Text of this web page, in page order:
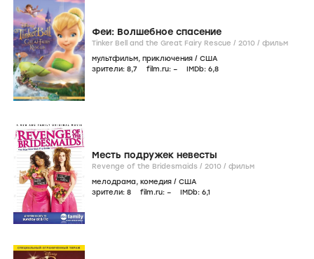
Феи: Волшебное спасение
Tinker Bell and the Great Fairy Rescue / 2010 / фильм
мультфильм, приключения / США
зрители: 8,7 film.ru: – IMDb: 6,8
Месть подружек невесты
Revenge of the Bridesmaids / 2010 / фильм
мелодрама, комедия / США
зрители: 8 film.ru: – IMDb: 6,1